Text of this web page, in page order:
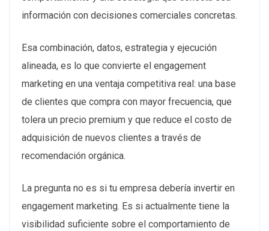
información con decisiones comerciales concretas.
Esa combinación, datos, estrategia y ejecución
alineada, es lo que convierte el engagement
marketing en una ventaja competitiva real: una base
de clientes que compra con mayor frecuencia, que
tolera un precio premium y que reduce el costo de
adquisición de nuevos clientes a través de
recomendación orgánica.
La pregunta no es si tu empresa debería invertir en
engagement marketing. Es si actualmente tiene la
visibilidad suficiente sobre el comportamiento de